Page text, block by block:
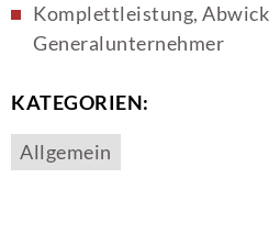
Komplettleistung,
Generalunternehmer
KATEGORIEN:
Allgemein